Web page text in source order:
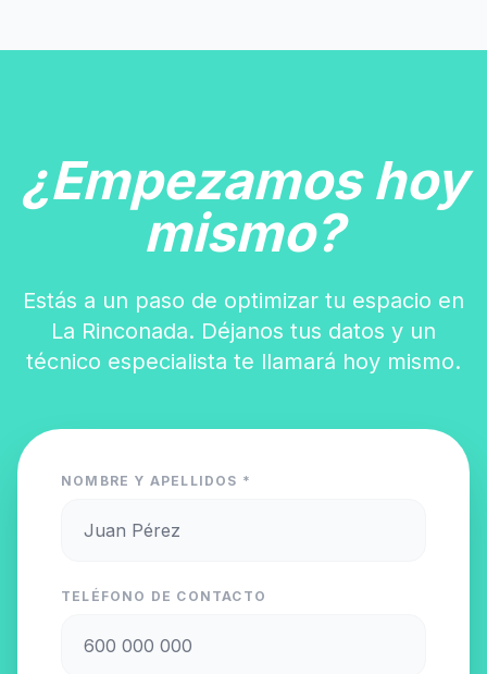
¿Empezamos hoy
mismo?
Estás a un paso de optimizar tu espacio en
La Rinconada. Déjanos tus datos y un
técnico especialista te llamará hoy mismo.
NOMBRE Y APELLIDOS *
TELÉFONO DE CONTACTO